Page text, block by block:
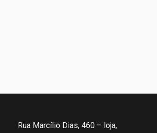
Rua Marcílio Dias, 460 – loja,